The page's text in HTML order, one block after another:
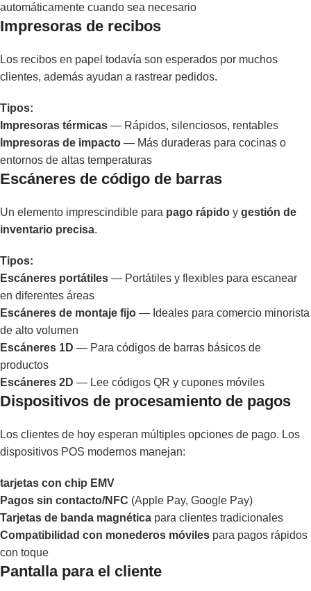
automáticamente cuando sea necesario
Impresoras de recibos
Los recibos en papel todavía son esperados por muchos
clientes, además ayudan a rastrear pedidos.
Tipos:
Impresoras térmicas — Rápidos, silenciosos, rentables
Impresoras de impacto — Más duraderas para cocinas o
entornos de altas temperaturas
Escáneres de código de barras
Un elemento imprescindible para pago rápido y gestión de
inventario precisa.
Tipos:
Escáneres portátiles — Portátiles y flexibles para escanear
en diferentes áreas
Escáneres de montaje fijo — Ideales para comercio minorista
de alto volumen
Escáneres 1D — Para códigos de barras básicos de
productos
Escáneres 2D — Lee códigos QR y cupones móviles
Dispositivos de procesamiento de pagos
Los clientes de hoy esperan múltiples opciones de pago. Los
dispositivos POS modernos manejan:
tarjetas con chip EMV
Pagos sin contacto/NFC (Apple Pay, Google Pay)
Tarjetas de banda magnética para clientes tradicionales
Compatibilidad con monederos móviles para pagos rápidos
con toque
Pantalla para el cliente